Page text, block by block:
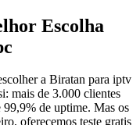
Escolha
a Biratan para iptv
mais de 3.000 clientes
99,9% de uptime. Mas os
oferecemos teste gratis